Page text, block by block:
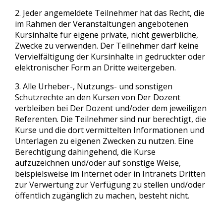
2. Jeder angemeldete Teilnehmer hat das Recht, die
im Rahmen der Veranstaltungen angebotenen
Kursinhalte für eigene private, nicht gewerbliche,
Zwecke zu verwenden. Der Teilnehmer darf keine
Vervielfältigung der Kursinhalte in gedruckter oder
elektronischer Form an Dritte weitergeben.
3. Alle Urheber-, Nutzungs- und sonstigen
Schutzrechte an den Kursen von Der Dozent
verbleiben bei Der Dozent und/oder dem jeweiligen
Referenten. Die Teilnehmer sind nur berechtigt, die
Kurse und die dort vermittelten Informationen und
Unterlagen zu eigenen Zwecken zu nutzen. Eine
Berechtigung dahingehend, die Kurse
aufzuzeichnen und/oder auf sonstige Weise,
beispielsweise im Internet oder in Intranets Dritten
zur Verwertung zur Verfügung zu stellen und/oder
öffentlich zugänglich zu machen, besteht nicht.